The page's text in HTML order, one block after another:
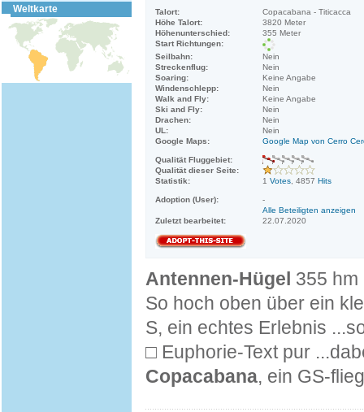
Weltkarte Talort:
Copacabana - Titicacca
Höhe Talort:
3820 Meter
Höhenunterschied:
355 Meter
Start Richtungen:
Seilbahn:
Nein
Streckenflug:
Nein
Soaring:
Keine Angabe
Windenschlepp:
Nein
Walk and Fly:
Keine Angabe
Ski and Fly:
Nein
Drachen:
Nein
UL:
Nein
Google Maps:
Google Map von Cerro
Qualität Fluggebiet:
Qualität dieser Seite:
Statistik:
1 Votes , 4857 Hits
Adoption (User):
-
Alle Beteiligten anzeigen
Zuletzt bearbeitet:
22.07.2020
Antennen-Hügel 355 hm
So hoch oben über ein
S, ein echtes Erlebnis
□ Euphorie-Text pur
Copacabana, ein GS-